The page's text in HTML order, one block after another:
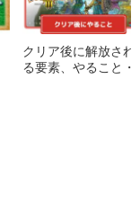
クリア後に解放され
る要素、やること・